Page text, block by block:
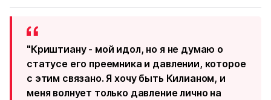
"Криштиану - мой идол, но я не думаю о
статусе его преемника и давлении, которое
с этим связано. Я хочу быть Килианом, и
меня волнует только давление лично на